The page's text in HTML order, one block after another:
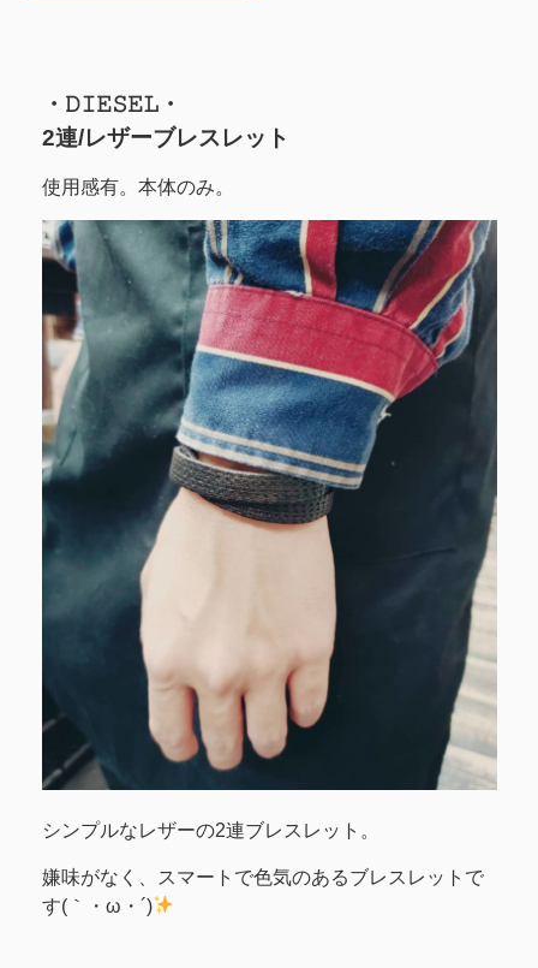
・𝙳𝙸𝙴𝚂𝙴𝙻・
2連/レザーブレスレット
使用感有。本体のみ。
シンプルなレザーの2連ブレスレット。
嫌味がなく、スマートで色気のあるブレスレットで
す(｀・ω・´)